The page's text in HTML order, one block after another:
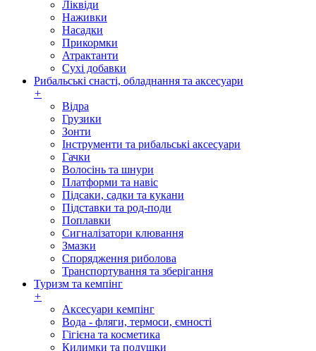
Ліквіди
Наживки
Насадки
Прикормки
Атрактанти
Сухі добавки
Рибальські снасті, обладнання та аксесуари
+
Відра
Грузики
Зонти
Інструменти та рибальські аксесуари
Гачки
Волосінь та шнури
Платформи та навіс
Підсаки, садки та кукани
Підставки та род-поди
Поплавки
Сигналізатори клювання
Змазки
Спорядження риболова
Транспортування та зберігання
Туризм та кемпінг
+
Аксесуари кемпінг
Вода - фляги, термоси, ємності
Гігієна та косметика
Килимки та подушки